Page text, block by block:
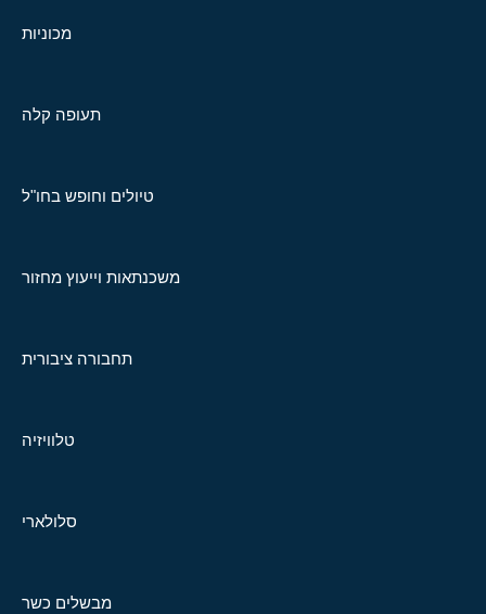
מכוניות
תעופה קלה
טיולים וחופש בחו"ל
משכנתאות וייעוץ מחזור
תחבורה ציבורית
טלוויזיה
סלולארי
מבשלים כשר